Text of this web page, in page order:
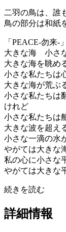
二羽の鳥は、誰
鳥の部分は和紙
「PEACE-勿来-」
大きな海 小さ
大きな海を眺め
小さな私たちは
大きな海が荒ぶ
小さな私たちは
けれど
小さな私たちは
大きな波を超え
小さな一滴の水
やがては大きな
私の心に小さな
やがては大きな
続きを読む
詳細情報